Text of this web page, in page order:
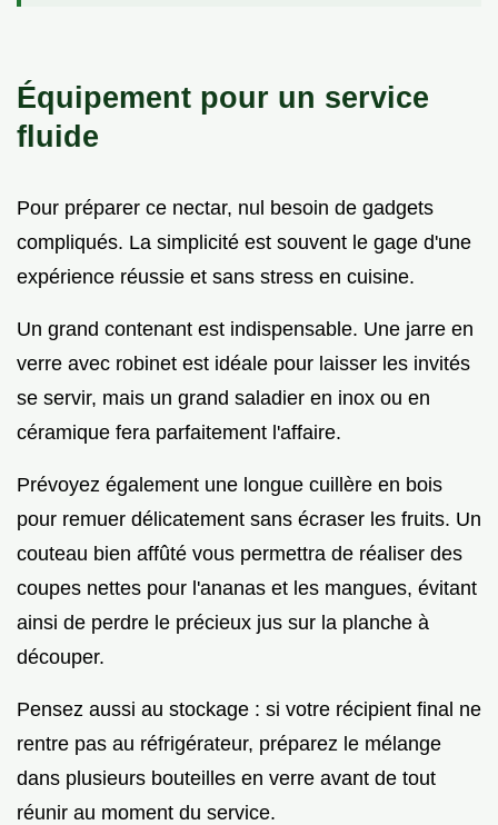
Équipement pour un service
fluide
Pour préparer ce nectar, nul besoin de gadgets
compliqués. La simplicité est souvent le gage d'une
expérience réussie et sans stress en cuisine.
Un grand contenant est indispensable. Une jarre en
verre avec robinet est idéale pour laisser les invités
se servir, mais un grand saladier en inox ou en
céramique fera parfaitement l'affaire.
Prévoyez également une longue cuillère en bois
pour remuer délicatement sans écraser les fruits. Un
couteau bien affûté vous permettra de réaliser des
coupes nettes pour l'ananas et les mangues, évitant
ainsi de perdre le précieux jus sur la planche à
découper.
Pensez aussi au stockage : si votre récipient final ne
rentre pas au réfrigérateur, préparez le mélange
dans plusieurs bouteilles en verre avant de tout
réunir au moment du service.